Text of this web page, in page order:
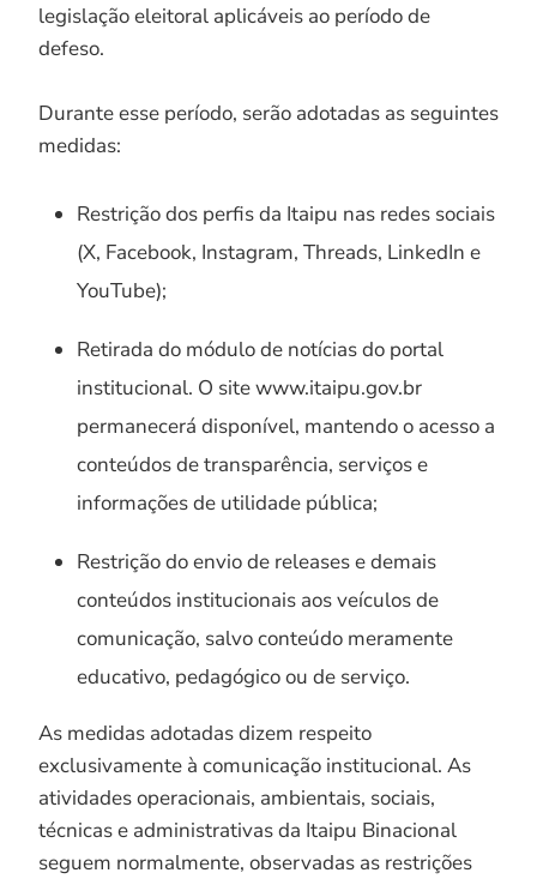
legislação eleitoral aplicáveis ao período de
defeso.
Durante esse período, serão adotadas as seguintes
medidas:
Restrição dos perfis da Itaipu nas redes sociais
(X, Facebook, Instagram, Threads, LinkedIn e
YouTube);
Retirada do módulo de notícias do portal
institucional. O site www.itaipu.gov.br
permanecerá disponível, mantendo o acesso a
conteúdos de transparência, serviços e
informações de utilidade pública;
Restrição do envio de releases e demais
conteúdos institucionais aos veículos de
comunicação, salvo conteúdo meramente
educativo, pedagógico ou de serviço.
As medidas adotadas dizem respeito
exclusivamente à comunicação institucional. As
atividades operacionais, ambientais, sociais,
técnicas e administrativas da Itaipu Binacional
seguem normalmente, observadas as restrições